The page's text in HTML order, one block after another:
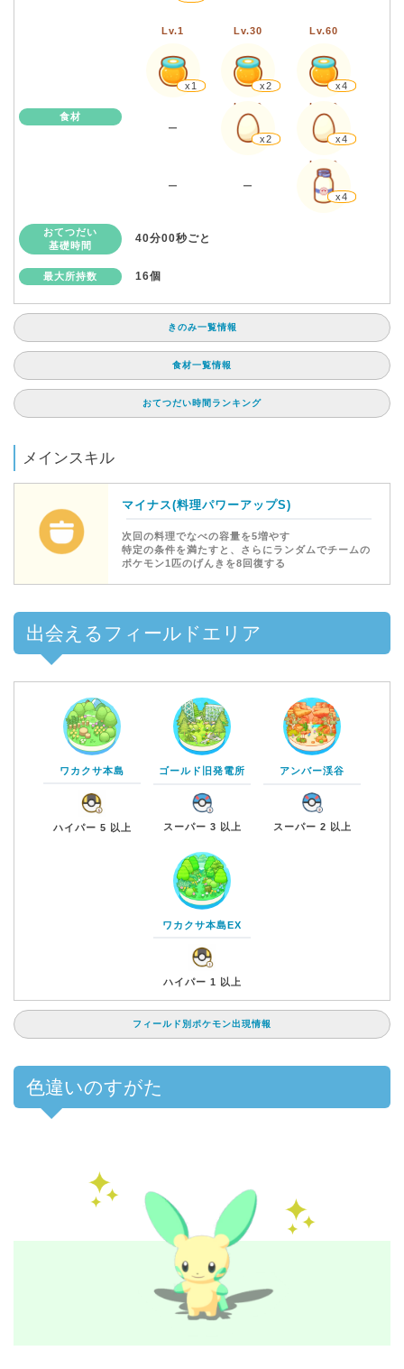
食材
Lv.1
x1
Lv.30
x2
Lv.60
x4
ー
Lv.30
x2
Lv.60
x4
ー ー
Lv.60
x4
おてつだい
基礎時間
40分00秒ごと
最大所持数 16個
きのみ一覧情報
食材一覧情報
おてつだい時間ランキング
メインスキル
マイナス(料理パワーアップS)
次回の料理でなべの容量を5増やす
特定の条件を満たすと、さらにランダムでチームの
ポケモン1匹のげんきを8回復する
出会えるフィールドエリア
ワカクサ本島
ハイパー 5 以上
ゴールド旧発電所
スーパー 3 以上
アンバー渓谷
スーパー 2 以上
ワカクサ本島EX
ハイパー 1 以上
フィールド別ポケモン出現情報
色違いのすがた